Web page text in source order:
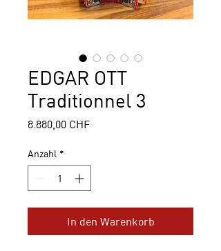
EDGAR OTT
Traditionnel 3
8.880,00 CHFPreis
Anzahl *
In den Warenkorb